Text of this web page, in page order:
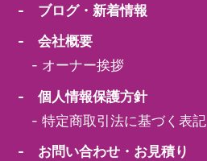
- ブログ・新着情報
- 会社概要
- オーナー挨拶
- 個人情報保護方針
-特定商取引法に基づく表記
- お問い合わせ・お見積り